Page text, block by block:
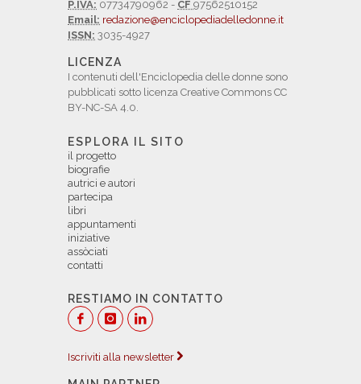
P.IVA: 07734790962 - CF 97562510152
Email: redazione@enciclopediadelledonne.it
ISSN: 3035-4927
LICENZA
I contenuti dell'Enciclopedia delle donne sono
pubblicati sotto licenza Creative Commons CC
BY-NC-SA 4.0.
ESPLORA IL SITO
il progetto
biografie
autrici e autori
partecipa
libri
appuntamenti
iniziative
assòciati
contatti
RESTIAMO IN CONTATTO
Iscriviti alla newsletter